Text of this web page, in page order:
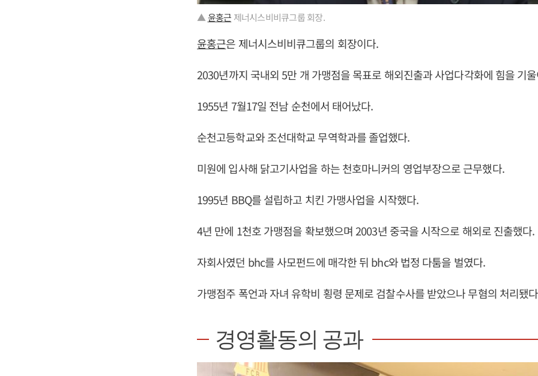
▲윤홍근 제너시스비비큐그룹 회장.
윤홍근은 제너시스비비큐그룹의 회장이다.
2030년까지 국내외 5만 개 가맹점을 목표로 해외진출과 사업다각화에 힘을 기
1955년 7월17일 전남 순천에서 태어났다.
순천고등학교와 조선대학교 무역학과를 졸업했다.
미원에 입사해 닭고기사업을 하는 천호마니커의 영업부장으로 근무했다.
1995년 BBQ를 설립하고 치킨 가맹사업을 시작했다.
4년 만에 1천호 가맹점을 확보했으며 2003년 중국을 시작으로 해외로 진출했다.
자회사였던 bhc를 사모펀드에 매각한 뒤 bhc와 법정 다툼을 벌였다.
가맹점주 폭언과 자녀 유학비 횡령 문제로 검찰수사를 받았으나 무혐의 처리됐
경영활동의 공과